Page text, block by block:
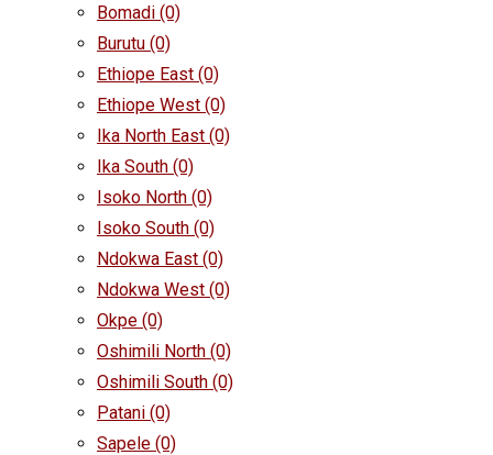
Bomadi (0)
Burutu (0)
Ethiope East (0)
Ethiope West (0)
Ika North East (0)
Ika South (0)
Isoko North (0)
Isoko South (0)
Ndokwa East (0)
Ndokwa West (0)
Okpe (0)
Oshimili North (0)
Oshimili South (0)
Patani (0)
Sapele (0)